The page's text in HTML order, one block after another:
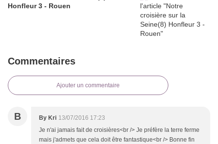
Honfleur 3 - Rouen
Commentaires
Ajouter un commentaire
B By Kri 13/07/2016 17:23
Je n'ai jamais fait de croisières<br /> Je préfère la terre ferme
mais j'admets que cela doit être fantastique<br /> Bonne fin